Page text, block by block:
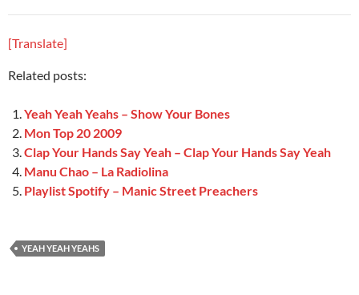
[Translate]
Related posts:
Yeah Yeah Yeahs – Show Your Bones
Mon Top 20 2009
Clap Your Hands Say Yeah – Clap Your Hands Say Yeah
Manu Chao – La Radiolina
Playlist Spotify – Manic Street Preachers
YEAH YEAH YEAHS